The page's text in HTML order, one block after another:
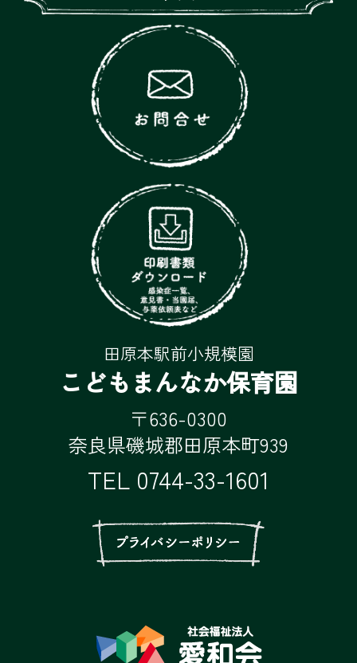
田原本駅前小規模園
こどもまんなか保育園
〒636-0300
奈良県磯城郡田原本町939
TEL 0744-33-1601